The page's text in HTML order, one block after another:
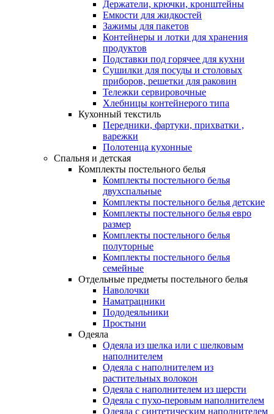
Держатели, крючки, кронштейны
Емкости для жидкостей
Зажимы для пакетов
Контейнеры и лотки для хранения
продуктов
Подставки под горячее для кухни
Сушилки для посуды и столовых
приборов, решетки для раковин
Тележки сервировочные
Хлебницы контейнерого типа
Кухонный текстиль
Передники, фартуки, прихватки ,
варежки
Полотенца кухонные
Спальня и детская
Комплекты постельного белья
Комплекты постельного белья
двухспальные
Комплекты постельного белья детские
Комплекты постельного белья евро
размер
Комплекты постельного белья
полуторные
Комплекты постельного белья
семейные
Отдельные предметы постельного белья
Наволочки
Наматрацники
Пододеяльники
Простыни
Одеяла
Одеяла из шелка или с шелковым
наполнителем
Одеяла с наполнителем из
растительных волокон
Одеяла с наполнителем из шерсти
Одеяла с пухо-перовым наполнителем
Одеяла с синтетическим наполнителем